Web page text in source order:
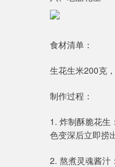
食材清单：
生花生米200克
制作过程：
1. 炸制酥脆花生
色变深后立即捞
2. 熬煮灵魂酱汁